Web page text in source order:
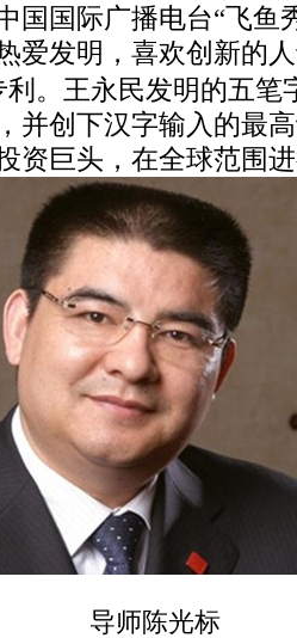
国国际广播电台“飞鱼
爱发明，喜欢创新的
。王永民发明的五笔
并创下汉字输入的最
资巨头，在全球范围
导师陈光标